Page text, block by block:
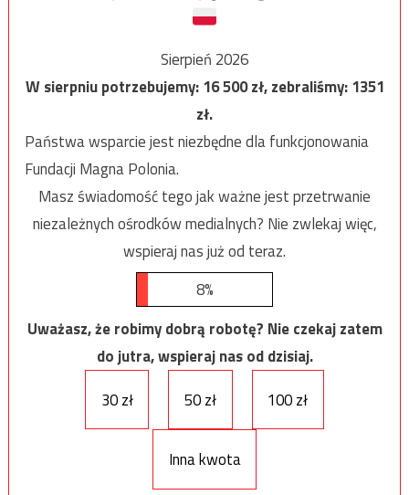
Sierpień 2026
W sierpniu potrzebujemy:16 500zł, zebraliśmy:1351
zł.
Państwa wsparcie jest niezbędne dla funkcjonowania
Fundacji Magna Polonia.
Masz świadomość tego jak ważne jest przetrwanie
niezależnych ośrodków medialnych? Nie zwlekaj więc,
wspieraj nas już od teraz.
8%
Uważasz, że robimy dobrą robotę? Nie czekaj zatem
do jutra, wspieraj nas od dzisiaj.
30 zł
50 zł 100 zł
Inna kwota